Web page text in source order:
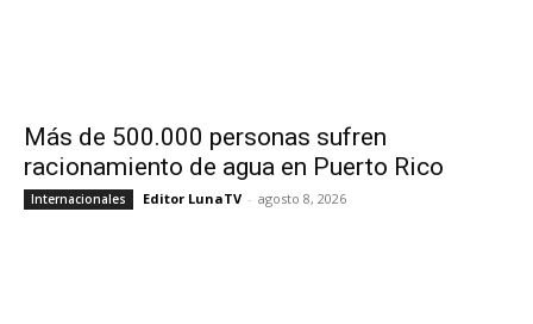
Más de 500.000 personas sufren
racionamiento de agua en Puerto Rico
Internacionales Editor LunaTV - agosto 8, 2026